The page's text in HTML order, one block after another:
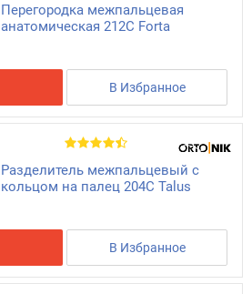
Перегородка межпальцевая
анатомическая 212C Forta
В Избранное
Разделитель межпальцевый с
кольцом на палец 204С Talus
В Избранное